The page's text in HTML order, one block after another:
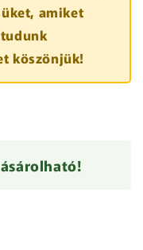
amiket
köszönjük!